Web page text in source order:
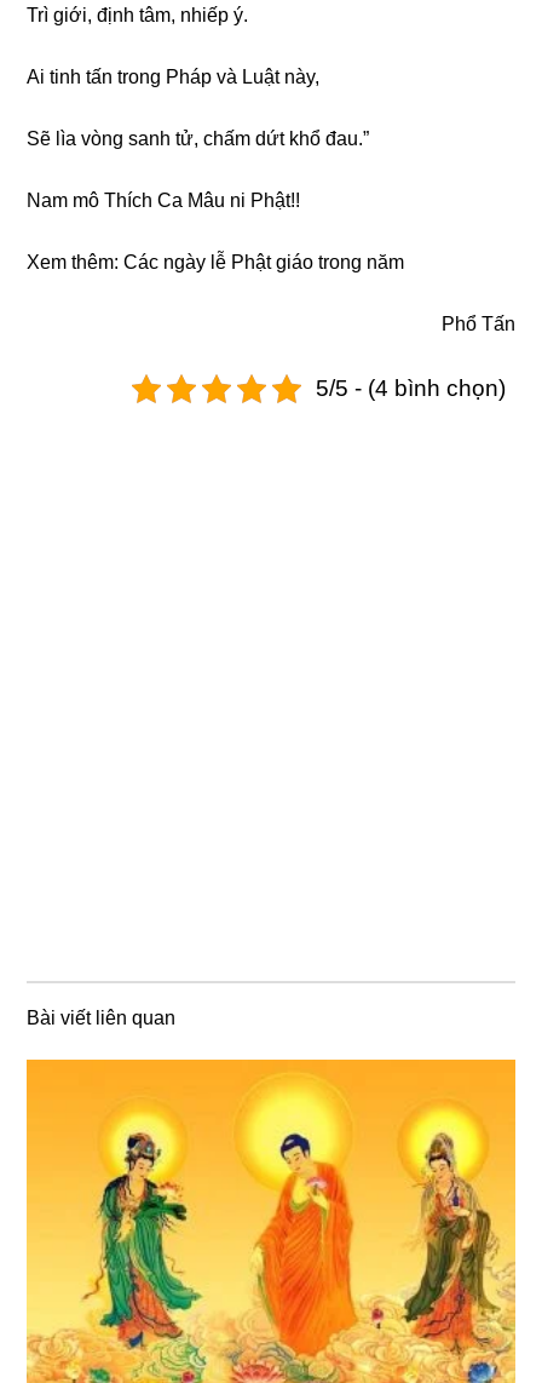
Trì giới, định tâm, nhiếp ý.
Ai tinh tấn trong Pháp và Luật này,
Sẽ lìa vòng sanh tử, chấm dứt khổ đau.”
Nam mô Thích Ca Mâu ni Phật!!
Xem thêm:Các ngày lễ Phật giáo trong năm
Phổ Tấn
5/5 - (4 bình chọn)
Bài viết liên quan